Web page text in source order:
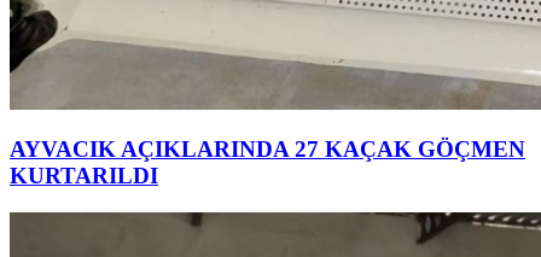
AYVACIK AÇIKLARINDA 27 KAÇAK GÖÇMEN
KURTARILDI